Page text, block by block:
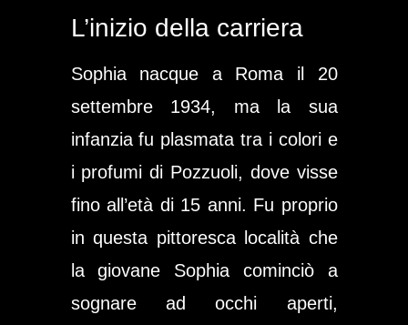
L’inizio della carriera
Sophia nacque a Roma il 20
settembre 1934, ma la sua
infanzia fu plasmata tra i colori e
i profumi di Pozzuoli, dove visse
fino all’età di 15 anni. Fu proprio
in questa pittoresca località che
la giovane Sophia cominciò a
sognare ad occhi aperti,